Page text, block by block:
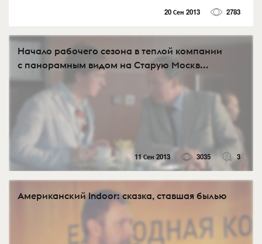
20 Сен 2013 2783
Начало рабочего сезона в теплой компании
с панорамным видом на Старую Москв...
11 Сен 2013 3035 3
Американский Indoor: сказка, ставшая былью